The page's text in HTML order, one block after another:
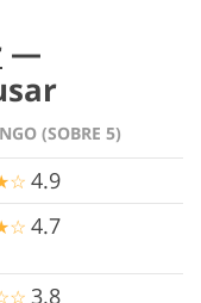
—
(SOBRE 5)
4.9
4.7
3.8